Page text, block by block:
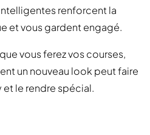
renforcent la
et vous gardent engagé.
vous ferez vos courses,
un nouveau look peut faire
et le rendre spécial.